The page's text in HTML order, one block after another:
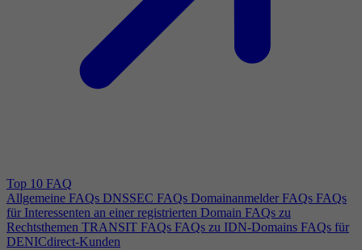
Top 10 FAQ
Allgemeine FAQs DNSSEC FAQs Domainanmelder FAQs FAQs
für Interessenten an einer registrierten Domain FAQs zu
Rechtsthemen TRANSIT FAQs FAQs zu IDN-Domains FAQs für
DENICdirect-Kunden